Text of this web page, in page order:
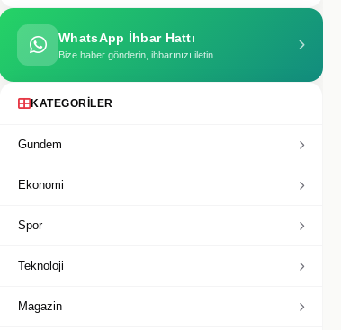
WhatsApp İhbar Hattı
Bize haber gönderin, ihbarınızı iletin
KATEGORILER
Gundem
Ekonomi
Spor
Teknoloji
Magazin